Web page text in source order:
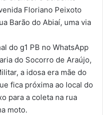
Floriano Peixoto
Barão do Abiaí, uma via
do g1 PB no WhatsApp
do Socorro de Araújo,
a idosa era mãe do
fica próxima ao local do
para a coleta na rua
moto.